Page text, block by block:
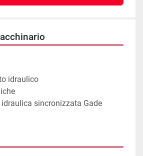
idraulico
sincronizzata Gade